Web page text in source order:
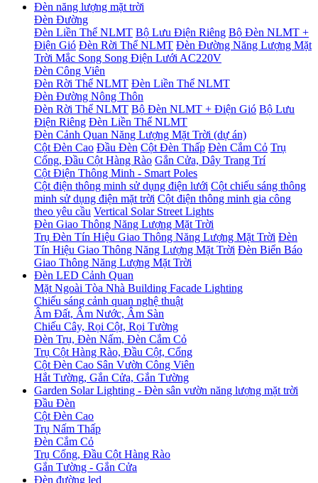
Đèn năng lượng mặt trời
Đèn Đường
Đèn Liền Thể NLMT Bộ Lưu Điện Riêng Bộ Đèn NLMT +
Điện Gió Đèn Rời Thể NLMT Đèn Đường Năng Lượng Mặt
Trời Mắc Song Song Điện Lưới AC220V
Đèn Công Viên
Đèn Rời Thể NLMT Đèn Liền Thể NLMT
Đèn Đường Nông Thôn
Đèn Rời Thể NLMT Bộ Đèn NLMT + Điện Gió Bộ Lưu
Điện Riêng Đèn Liền Thể NLMT
Đèn Cảnh Quan Năng Lượng Mặt Trời (dự án)
Cột Đèn Cao Đầu Đèn Cột Đèn Thấp Đèn Cắm Cỏ Trụ
Cổng, Đầu Cột Hàng Rào Gắn Cửa, Dây Trang Trí
Cột Điện Thông Minh - Smart Poles
Cột điện thông minh sử dụng điện lưới Cột chiếu sáng thông
minh sử dụng điện mặt trời Cột điện thông minh gia công
theo yêu cầu Vertical Solar Street Lights
Đèn Giao Thông Năng Lượng Mặt Trời
Trụ Đèn Tín Hiệu Giao Thông Năng Lượng Mặt Trời Đèn
Tín Hiệu Giao Thông Năng Lượng Mặt Trời Đèn Biển Báo
Giao Thông Năng Lượng Mặt Trời
Đèn LED Cảnh Quan
Mặt Ngoài Tòa Nhà Building Facade Lighting
Chiếu sáng cảnh quan nghệ thuật
Âm Đất, Âm Nước, Âm Sàn
Chiếu Cây, Rọi Cột, Rọi Tường
Đèn Trụ, Đèn Nấm, Đèn Cắm Cỏ
Trụ Cột Hàng Rào, Đầu Cột, Cổng
Cột Đèn Cao Sân Vườn Công Viên
Hắt Tường, Gắn Cửa, Gắn Tường
Garden Solar Lighting - Đèn sân vườn năng lượng mặt trời
Đầu Đèn
Cột Đèn Cao
Trụ Nấm Thấp
Đèn Cắm Cỏ
Trụ Cổng, Đầu Cột Hàng Rào
Gắn Tường - Gắn Cửa
Đèn đường led